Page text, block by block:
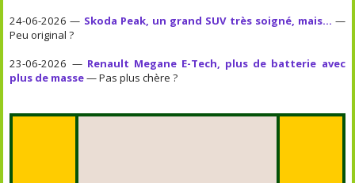
24-06-2026 — Skoda Peak, un grand SUV très soigné, mais... —
Peu original ?
23-06-2026 — Renault Megane E-Tech, plus de batterie avec
plus de masse— Pas plus chère ?